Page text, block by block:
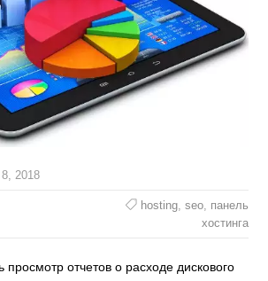
2018
hosting, seo, панель
хостинга
просмотр отчетов о расходе дискового